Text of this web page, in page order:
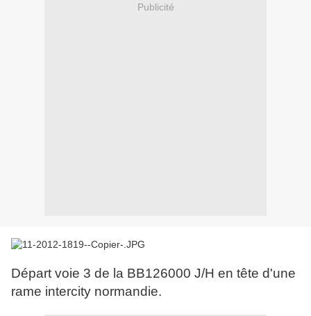
Publicité
Départ voie 3 de la BB126000 J/H en tête d'une
rame intercity normandie.